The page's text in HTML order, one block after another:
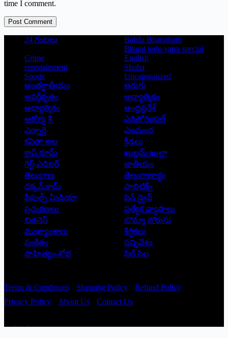
time I comment.
Post Comment
24 గంటలు
Balala Bharatham
Bharat jodo yatra special
Crime
English
entertainment
Shoba
Sports
Uncategorized
అంతర్జాతీయం
అరుగు
అవర్గీకృతం
ఆద్యాత్మికం
ఆధ్యాత్మికం
ఆంధ్రప్రదేశ్
ఆరోగ్య శ్రీ
ఎడిటోరియల్
ఎన్నారై
ఎలమంద
కవితా శాల
క్రీడలు
క్లాస్ రూమ్
ఖుల్లమ్ ఖుల్లా
గెస్ట్ ఎడిటర్
జాతీయం
తెలంగాణ
తెలంగాణార్థం
దక్కన్.కామ్
పాలిటిక్స్
పీపుల్స్ ‌మీడియా
పెన్ డ్రైవ్
ప్రచురణలు
ప్రత్యేక వ్యాసాలు
బిజినెస్
బొమ్మా బొరుసు
ముఖ్యాంశాలు
శీర్షికలు
సంకేతం
సన్నివేశం
సాహిత్యం-శోభ
సిల్ సిల
Terms & Conditions Shipping Policy
Refund Policy
Privacy Policy
About Us Contact Us